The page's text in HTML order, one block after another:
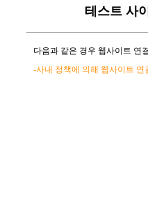
테스트 사
다음과 같은 경우 웹사이트 연
-사내 정책에 의해 웹사이트